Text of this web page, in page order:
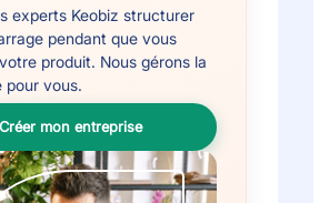
experts Keobiz structurer
pendant que vous
produit. Nous gérons la
pour vous.
Créer mon entreprise